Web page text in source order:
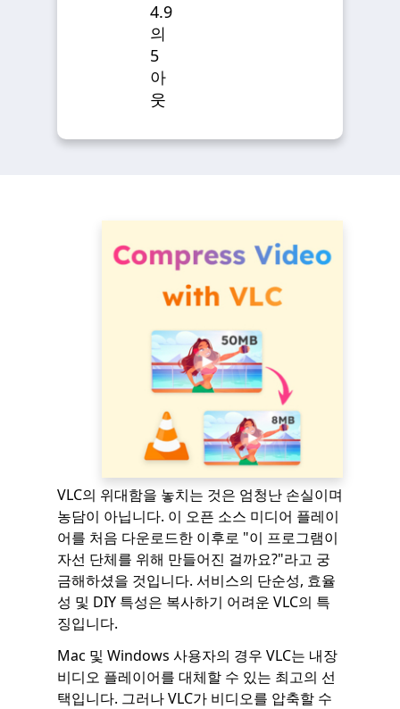
4.9
의
5
아
웃
VLC의 위대함을 놓치는 것은 엄청난 손실이며
농담이 아닙니다. 이 오픈 소스 미디어 플레이
어를 처음 다운로드한 이후로 "이 프로그램이
자선 단체를 위해 만들어진 걸까요?"라고 궁
금해하셨을 것입니다. 서비스의 단순성, 효율
성 및 DIY 특성은 복사하기 어려운 VLC의 특
징입니다.
Mac 및 Windows 사용자의 경우 VLC는 내장
비디오 플레이어를 대체할 수 있는 최고의 선
택입니다. 그러나 VLC가 비디오를 압축할 수